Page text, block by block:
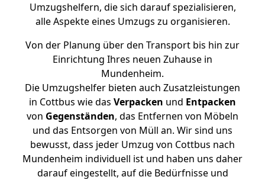
Umzugshelfern, die sich darauf spezialisieren,
alle Aspekte eines Umzugs zu organisieren.
Von der Planung über den Transport bis hin zur
Einrichtung Ihres neuen Zuhause in
Mundenheim.
Die Umzugshelfer bieten auch Zusatzleistungen
in Cottbus wie das Verpacken und Entpacken
von Gegenständen, das Entfernen von Möbeln
und das Entsorgen von Müll an. Wir sind uns
bewusst, dass jeder Umzug von Cottbus nach
Mundenheim individuell ist und haben uns daher
darauf eingestellt, auf die Bedürfnisse und